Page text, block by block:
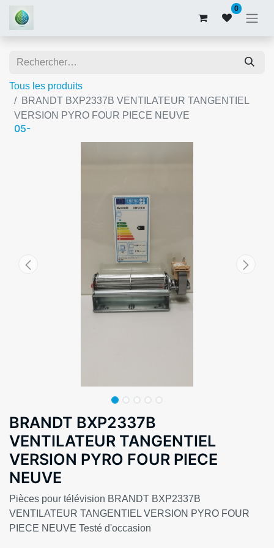
0
Tous les produits
BRANDT BXP2337B VENTILATEUR TANGENTIEL
VERSION PYRO FOUR PIECE NEUVE
05-
BRANDT BXP2337B
VENTILATEUR TANGENTIEL
VERSION PYRO FOUR PIECE
NEUVE
Pièces pour télévision BRANDT BXP2337B
VENTILATEUR TANGENTIEL VERSION PYRO FOUR
PIECE NEUVE Testé d'occasion